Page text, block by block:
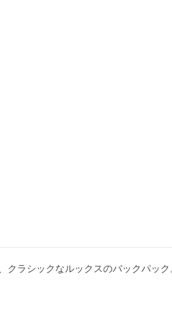
ラシックなルックスのバックパッ